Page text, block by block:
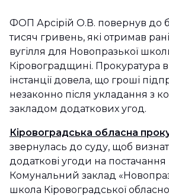
ФОП Арсірій О.В. повернув до
тисяч гривень, які отримав
вугілля для Новопразької
Кіровоградщині. Прокуратура в
інстанції довела, що гроші
незаконно після укладання з
закладом додаткових угод.
Кіровоградська обласна
звернулась до суду, щоб
додаткові угоди на постачання
Комунальний заклад
школа Кіровоградської